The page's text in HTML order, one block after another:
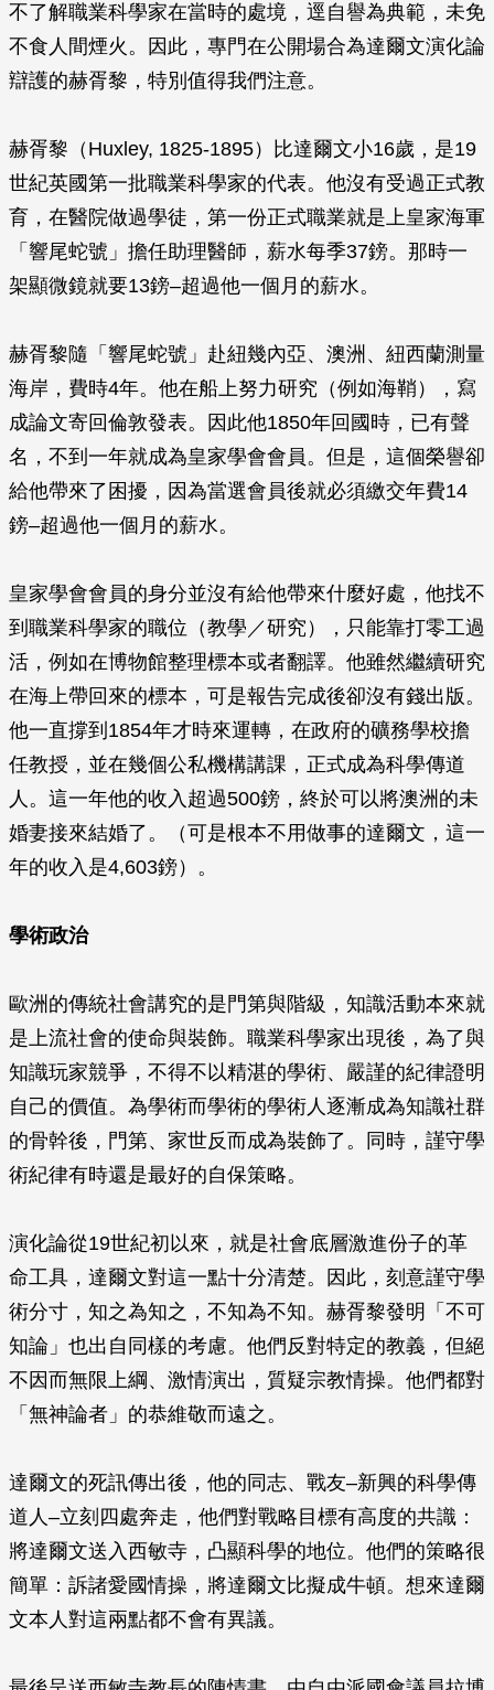
不了解職業科學家在當時的處境，逕自譽為典範，未免
不食人間煙火。因此，專門在公開場合為達爾文演化論
辯護的赫胥黎，特別值得我們注意。
赫胥黎（Huxley, 1825-1895）比達爾文小16歲，是19
世紀英國第一批職業科學家的代表。他沒有受過正式教
育，在醫院做過學徒，第一份正式職業就是上皇家海軍
「響尾蛇號」擔任助理醫師，薪水每季37鎊。那時一
架顯微鏡就要13鎊–超過他一個月的薪水。
赫胥黎隨「響尾蛇號」赴紐幾內亞、澳洲、紐西蘭測量
海岸，費時4年。他在船上努力研究（例如海鞘），寫
成論文寄回倫敦發表。因此他1850年回國時，已有聲
名，不到一年就成為皇家學會會員。但是，這個榮譽卻
給他帶來了困擾，因為當選會員後就必須繳交年費14
鎊–超過他一個月的薪水。
皇家學會會員的身分並沒有給他帶來什麼好處，他找不
到職業科學家的職位（教學／研究），只能靠打零工過
活，例如在博物館整理標本或者翻譯。他雖然繼續研究
在海上帶回來的標本，可是報告完成後卻沒有錢出版。
他一直撐到1854年才時來運轉，在政府的礦務學校擔
任教授，並在幾個公私機構講課，正式成為科學傳道
人。這一年他的收入超過500鎊，終於可以將澳洲的未
婚妻接來結婚了。（可是根本不用做事的達爾文，這一
年的收入是4,603鎊）。
學術政治
歐洲的傳統社會講究的是門第與階級，知識活動本來就
是上流社會的使命與裝飾。職業科學家出現後，為了與
知識玩家競爭，不得不以精湛的學術、嚴謹的紀律證明
自己的價值。為學術而學術的學術人逐漸成為知識社群
的骨幹後，門第、家世反而成為裝飾了。同時，謹守學
術紀律有時還是最好的自保策略。
演化論從19世紀初以來，就是社會底層激進份子的革
命工具，達爾文對這一點十分清楚。因此，刻意謹守學
術分寸，知之為知之，不知為不知。赫胥黎發明「不可
知論」也出自同樣的考慮。他們反對特定的教義，但絕
不因而無限上綱、激情演出，質疑宗教情操。他們都對
「無神論者」的恭維敬而遠之。
達爾文的死訊傳出後，他的同志、戰友–新興的科學傳
道人–立刻四處奔走，他們對戰略目標有高度的共識：
將達爾文送入西敏寺，凸顯科學的地位。他們的策略很
簡單：訴諸愛國情操，將達爾文比擬成牛頓。想來達爾
文本人對這兩點都不會有異議。